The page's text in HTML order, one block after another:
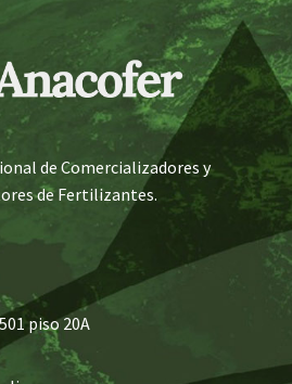
de Comercializadores y
de Fertilizantes.
piso 20A